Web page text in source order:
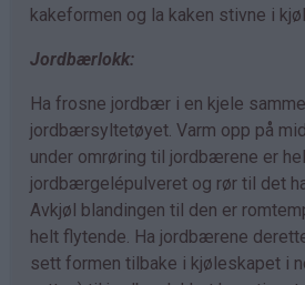
kakeformen og la kaken stivne i
Jordbærlokk:
Ha frosne jordbær i en kjele
jordbærsyltetøyet. Varm opp på
under omrøring til jordbærene er
jordbærgelépulveret og rør til det
Avkjøl blandingen til den er
helt flytende. Ha jordbærene
sett formen tilbake i kjøleskapet i